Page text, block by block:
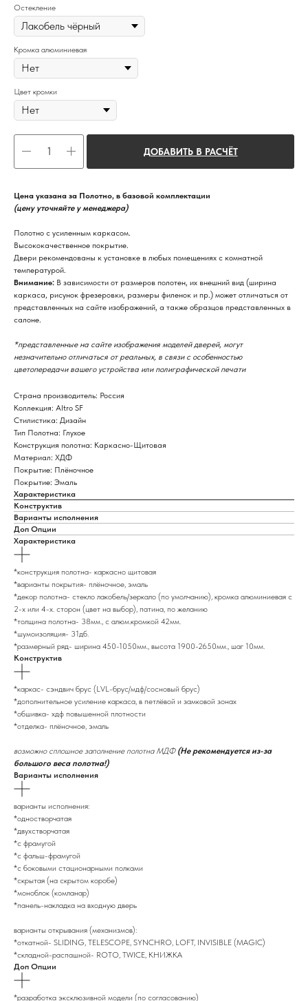
Остекление
Кромка алюминиевая
Цвет кромки
ДОБАВИТЬ В РАСЧЁТ
Цена указана за Полотно, в базовой комплектации
(цену уточняйте у менеджера)
Полотно с усиленным каркасом.
Высококачественное покрытие.
Двери рекомендованы к установке в любых помещениях с комнатной
температурой.
Внимание: В зависимости от размеров полотен, их внешний вид (ширина
каркаса, рисунок фрезеровки, размеры филенок и пр.) может отличаться от
представленных на сайте изображений, а также образцов представленных в
салоне.
*представленные на сайте изображения моделей дверей, могут
незначительно отличаться от реальных, в связи с особенностью
цветопередачи вашего устройства или полиграфической печати
Страна производитель: Россия
Коллекция: Altro SF
Стилистика: Дизайн
Тип Полотна: Глухое
Конструкция полотна: Каркасно-Щитовая
Материал: ХДФ
Покрытие: Плёночное
Покрытие: Эмаль
Характеристика
Конструктив
Варианты исполнения
Доп Опции
Характеристика
*конструкция полотна- каркасно щитовая
*варианты покрытия- плёночное, эмаль
*декор полотна- стекло лакобель/зеркало (по умолчанию), кромка алюминиевая с
2-х или 4-х. сторон (цвет на выбор), патина, по желанию
*толщина полотна- 38мм., с алюм.кромкой 42мм.
*шумоизоляция- 31дб.
*размерный ряд- ширина 450-1050мм., высота 1900-2650мм., шаг 10мм.
Конструктив
*каркас- сэндвич брус (LVL-брус/мдф/сосновый брус)
*дополнительное усиление каркаса, в петлёвой и замковой зонах
*обшивка- хдф повышенной плотности
*отделка- плёночное, эмаль
возможно сплошное заполнение полотна МДФ (Не рекомендуется из-за
большого веса полотна!)
Варианты исполнения
варианты исполнения:
*одностворчатая
*двухстворчатая
*с фрамугой
*с фальш-фрамугой
*с боковыми стационарными полками
*скрытая (на скрытом коробе)
*моноблок (комланар)
*панель-накладка на входную дверь
варианты открывания (механизмов):
*откатной- SLIDING, TELESCOPE, SYNCHRO, LOFT, INVISIBLE (MAGIC)
*складной-распашной- ROTO, TWICE, КНИЖКА
Доп Опции
*разработка эксклюзивной модели (по согласованию)